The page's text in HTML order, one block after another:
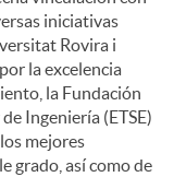
iniciativas
Rovira i
la excelencia
la Fundación
Ingeniería (ETSE)
mejores
grado, así como de